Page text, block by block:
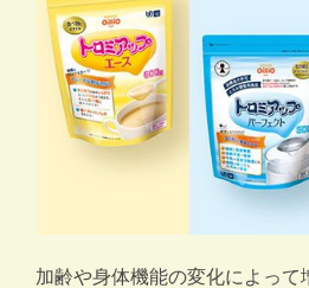
加齢や身体機能の変化によって